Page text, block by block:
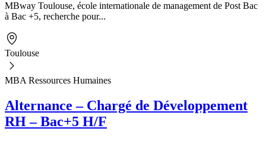
MBway Toulouse, école internationale de management de Post Bac
à Bac +5, recherche pour...
Toulouse
MBA Ressources Humaines
Alternance – Chargé de Développement
RH – Bac+5 H/F